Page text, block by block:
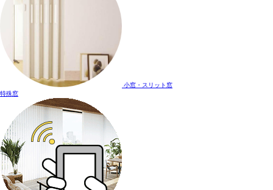
小窓・スリット窓
特殊窓